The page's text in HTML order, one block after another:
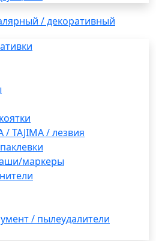
/ декоративный
TAJIMA / лезвия
маркеры
/ пылеудалители